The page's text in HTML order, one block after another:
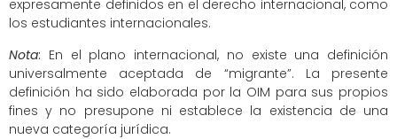
expresamente definidos en el derecho internacional, como
los estudiantes internacionales.
Nota: En el plano internacional, no existe una definición
universalmente aceptada de “migrante”. La presente
definición ha sido elaborada por la OIM para sus propios
fines y no presupone ni establece la existencia de una
nueva categoría jurídica.